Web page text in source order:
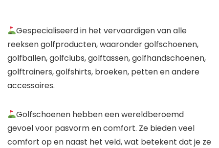
Gespecialiseerd in het vervaardigen van alle
reeksen golfproducten, waaronder golfschoenen,
golfballen, golfclubs, golftassen, golfhandschoenen,
golftrainers, golfshirts, broeken, petten en andere
accessoires.
Golfschoenen hebben een wereldberoemd
gevoel voor pasvorm en comfort. Ze bieden veel
comfort op en naast het veld, wat betekent dat je ze